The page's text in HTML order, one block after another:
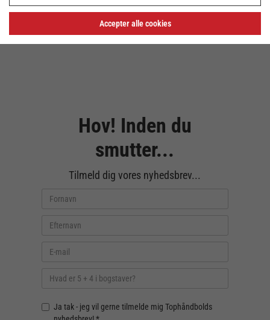
Hov! Inden du
smutter...
Tilmeld dig vores nyhedsbrev...
Ja tak - jeg vil gerne tilmelde mig Tophåndbolds
Accepter alle cookies